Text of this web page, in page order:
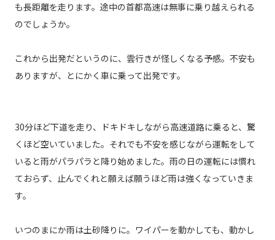
も長距離を走ります。途中の首都高速は無事に乗り越えられる
のでしょうか。
これから出発だというのに、雲行きが怪しくなる予感。不安も
ありますが、とにかく車に乗って出発です。
30分ほど下道を走り、ドキドキしながら高速道路に乗ると、驚
くほど空いていました。それでも不安を感じながら運転をして
いると雨がパラパラと降り始めました。雨の日の運転には慣れ
ておらず、止んでくれと願えば願うほど雨は強くなっていきま
す。
いつのまにか雨は土砂降りに。ワイパーを動かしても、動かし